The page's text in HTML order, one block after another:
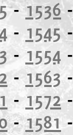
-1536
- 1545
- 1554
-1563
-1572
-1581